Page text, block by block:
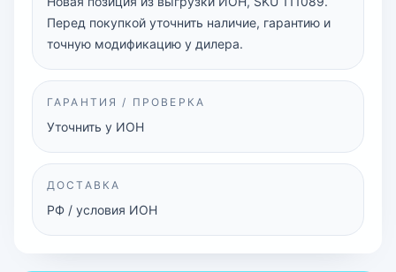
Перед покупкой уточнить наличие, гарантию и
точную модификацию у дилера.
ГАРАНТИЯ / ПРОВЕРКА
Уточнить у ИОН
ДОСТАВКА
РФ / условия ИОН